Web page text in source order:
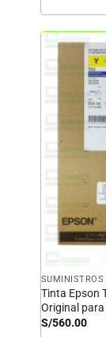
SUMINISTROS
Tinta Epson
Original
S/560.00